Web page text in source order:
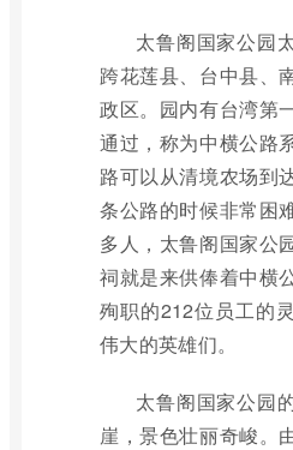
太鲁阁国家公园
跨花莲县、台中县、
政区。园内有台湾第
通过，称为中横公路
路可以从清境农场到
条公路的时候非常困
多人，太鲁阁国家公
祠就是来供俸着中横
殉职的212位员工的
伟大的英雄们。
太鲁阁国家公园
崖，景色壮丽奇峻。